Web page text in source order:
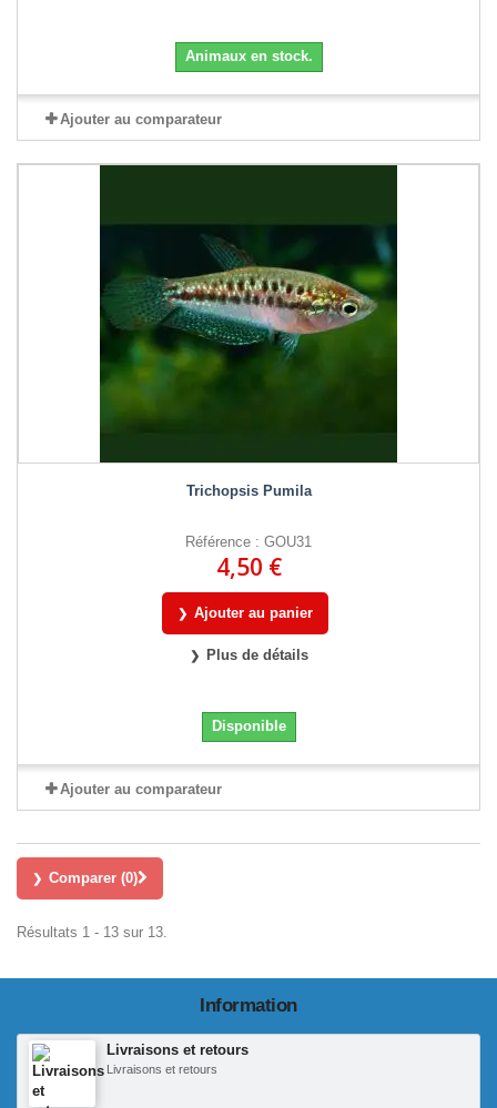
Animaux en stock.
Ajouter au comparateur
Trichopsis Pumila
Référence : GOU31
4,50 €
Ajouter au panier
Plus de détails
Disponible
Ajouter au comparateur
Comparer (0)
Résultats 1 - 13 sur 13.
Information
Livraisons et retours
Livraisons et retours